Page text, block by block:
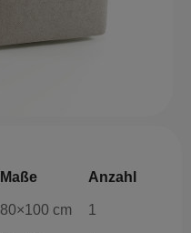
Maße Anzahl
80×100 cm 1